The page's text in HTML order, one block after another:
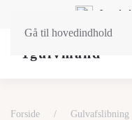
Gå til hovedindhold
Forside Gulvafslibning